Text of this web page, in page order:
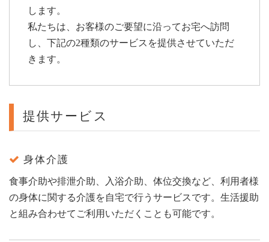
します。
私たちは、お客様のご要望に沿ってお宅へ訪問
し、下記の2種類のサービスを提供させていただ
きます。
提供サービス
身体介護
食事介助や排泄介助、入浴介助、体位交換など、利用者様
の身体に関する介護を自宅で行うサービスです。生活援助
と組み合わせてご利用いただくことも可能です。